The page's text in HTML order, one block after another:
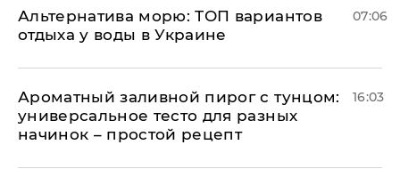
Альтернатива морю: ТОП вариантов
отдыха у воды в Украине
07:06
Ароматный заливной пирог с тунцом:
универсальное тесто для разных
начинок – простой рецепт
16:03